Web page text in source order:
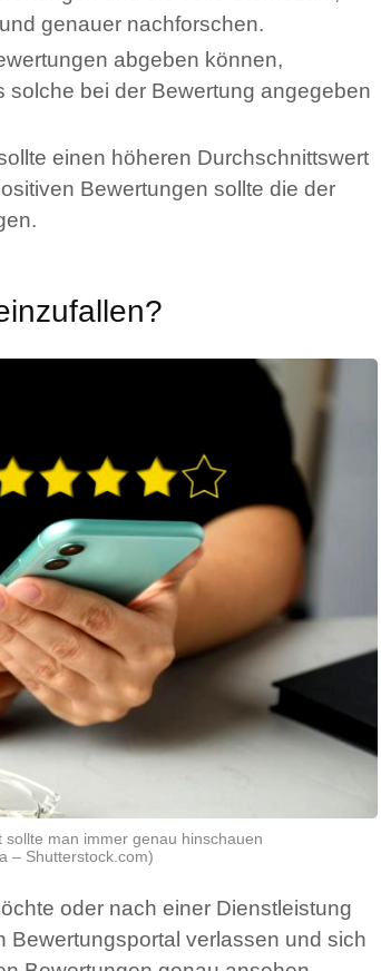
genauer nachforschen.
abgeben können,
solche bei der Bewertung angegeben
einen höheren Durchschnittswert
Bewertungen sollte die der
man immer genau hinschauen
– Shutterstock.com)
oder nach einer Dienstleistung
Bewertungsportal verlassen und sich